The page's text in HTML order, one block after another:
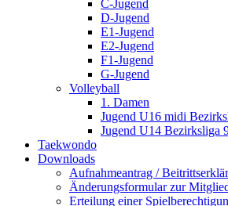
C-Jugend
D-Jugend
E1-Jugend
E2-Jugend
F1-Jugend
G-Jugend
Volleyball
1. Damen
Jugend U16 midi
Jugend U14 Bezirksliga
Taekwondo
Downloads
Aufnahmeantrag /
Änderungsformular zur
Erteilung einer